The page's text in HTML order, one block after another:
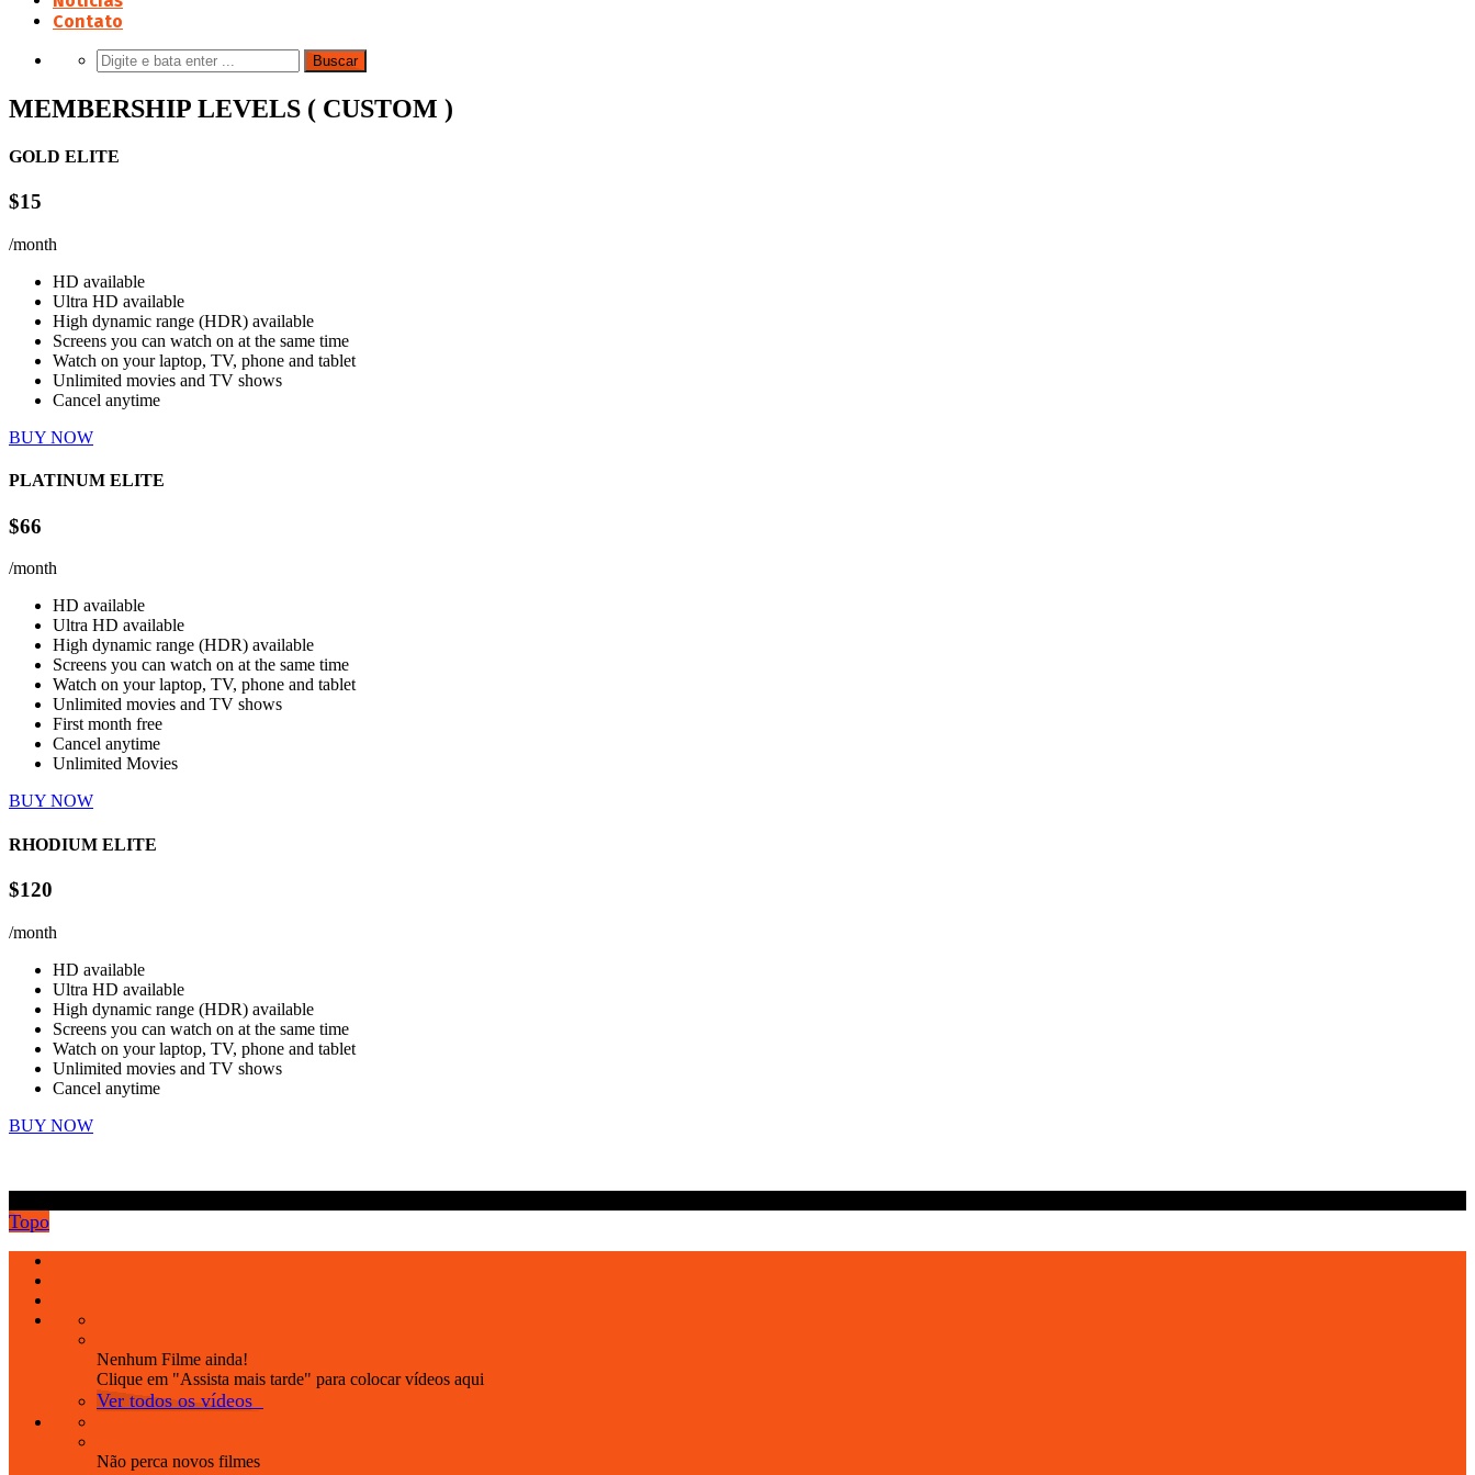
Contato
MEMBERSHIP LEVELS ( CUSTOM )
GOLD ELITE
$15
/month
HD available
Ultra HD available
High dynamic range (HDR) available
Screens you can watch on at the same time
Watch on your laptop, TV, phone and tablet
Unlimited movies and TV shows
Cancel anytime
BUY NOW
PLATINUM ELITE
$66
/month
HD available
Ultra HD available
High dynamic range (HDR) available
Screens you can watch on at the same time
Watch on your laptop, TV, phone and tablet
Unlimited movies and TV shows
First month free
Cancel anytime
Unlimited Movies
BUY NOW
RHODIUM ELITE
$120
/month
HD available
Ultra HD available
High dynamic range (HDR) available
Screens you can watch on at the same time
Watch on your laptop, TV, phone and tablet
Unlimited movies and TV shows
Cancel anytime
BUY NOW
Topo
Nenhum Filme ainda!
Clique em "Assista mais tarde" para colocar vídeos aqui
Ver todos os vídeos
Não perca novos filmes